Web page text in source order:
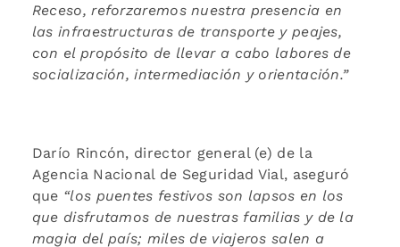
Receso, reforzaremos nuestra presencia en
las infraestructuras de transporte y peajes,
con el propósito de llevar a cabo labores de
socialización, intermediación y orientación.”
Darío Rincón, director general (e) de la
Agencia Nacional de Seguridad Vial, aseguró
que “los puentes festivos son lapsos en los
que disfrutamos de nuestras familias y de la
magia del país; miles de viajeros salen a